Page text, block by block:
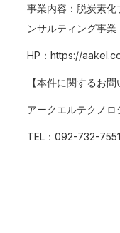
事業内容：脱炭素
ンサルティング事業
HP：https://
【本件に関するお問
アークエルテクノ
TEL：092-732-